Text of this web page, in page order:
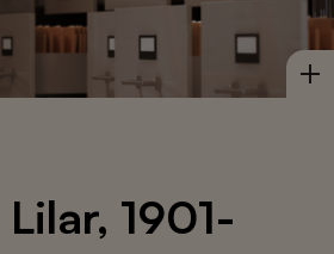
1901-